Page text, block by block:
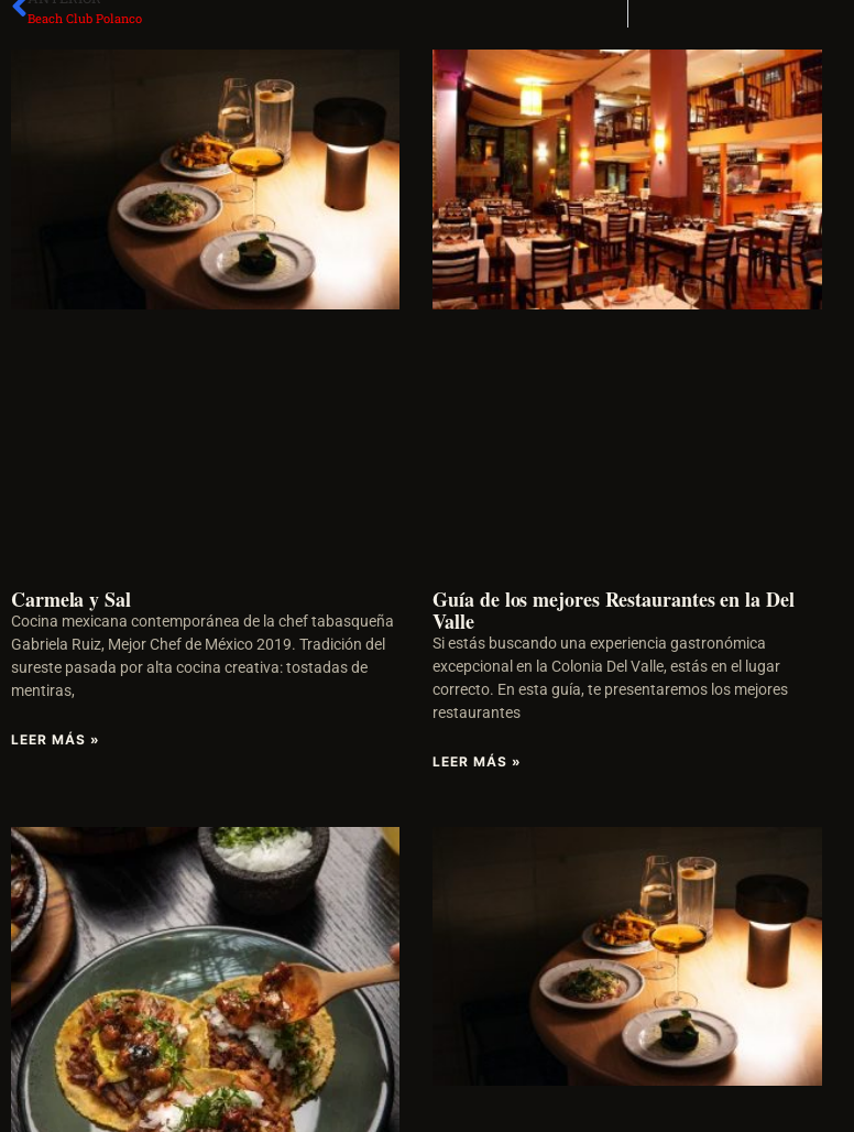
Beach Club Polanco
Carmela y Sal
Cocina mexicana contemporánea de la chef tabasqueña
Gabriela Ruiz, Mejor Chef de México 2019. Tradición del
sureste pasada por alta cocina creativa: tostadas de
mentiras,
LEER MÁS »
Guía de los mejores Restaurantes en la Del
Valle
Si estás buscando una experiencia gastronómica
excepcional en la Colonia Del Valle, estás en el lugar
correcto. En esta guía, te presentaremos los mejores
restaurantes
LEER MÁS »